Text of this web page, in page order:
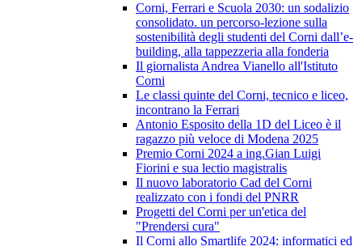
Corni, Ferrari e Scuola 2030: un sodalizio
consolidato. un percorso-lezione sulla
sostenibilità degli studenti del Corni dall’e-
building, alla tappezzeria alla fonderia
Il giornalista Andrea Vianello all'Istituto
Corni
Le classi quinte del Corni, tecnico e liceo,
incontrano la Ferrari
Antonio Esposito della 1D del Liceo è il
ragazzo più veloce di Modena 2025
Premio Corni 2024 a ing.Gian Luigi
Fiorini e sua lectio magistralis
Il nuovo laboratorio Cad del Corni
realizzato con i fondi del PNRR
Progetti del Corni per un'etica del
"Prendersi cura"
Il Corni allo Smartlife 2024: informatici ed